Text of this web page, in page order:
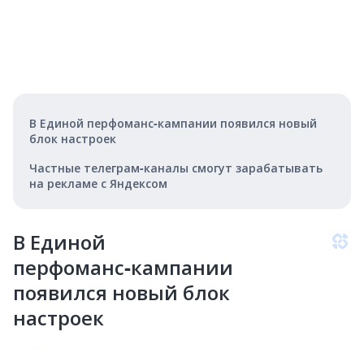
В Единой перфоманс‑кампании появился новый
блок настроек
Частные телеграм‑каналы смогут зарабатывать
на рекламе с Яндексом
В Единой
перфоманс‑кампании
появился новый блок
настроек